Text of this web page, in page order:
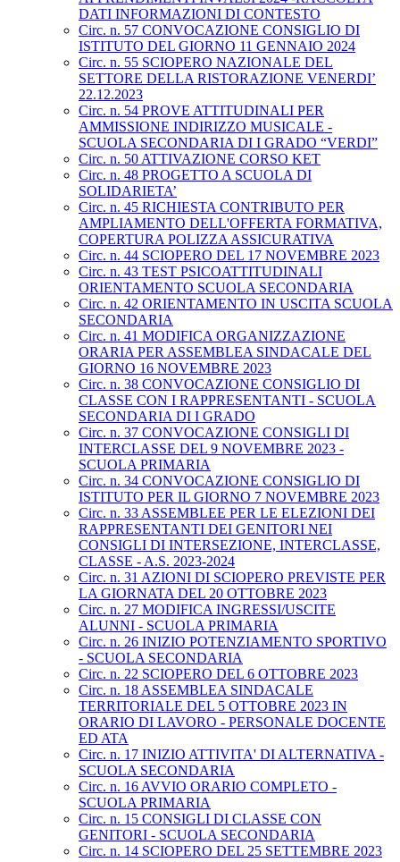
DATI INFORMAZIONI DI CONTESTO
Circ. n. 57 CONVOCAZIONE CONSIGLIO DI
ISTITUTO DEL GIORNO 11 GENNAIO 2024
Circ. n. 55 SCIOPERO NAZIONALE DEL
SETTORE DELLA RISTORAZIONE VENERDI’
22.12.2023
Circ. n. 54 PROVE ATTITUDINALI PER
AMMISSIONE INDIRIZZO MUSICALE -
SCUOLA SECONDARIA DI I GRADO “VERDI”
Circ. n. 50 ATTIVAZIONE CORSO KET
Circ. n. 48 PROGETTO A SCUOLA DI
SOLIDARIETA’
Circ. n. 45 RICHIESTA CONTRIBUTO PER
AMPLIAMENTO DELL'OFFERTA FORMATIVA,
COPERTURA POLIZZA ASSICURATIVA
Circ. n. 44 SCIOPERO DEL 17 NOVEMBRE 2023
Circ. n. 43 TEST PSICOATTITUDINALI
ORIENTAMENTO SCUOLA SECONDARIA
Circ. n. 42 ORIENTAMENTO IN USCITA SCUOLA
SECONDARIA
Circ. n. 41 MODIFICA ORGANIZZAZIONE
ORARIA PER ASSEMBLEA SINDACALE DEL
GIORNO 16 NOVEMBRE 2023
Circ. n. 38 CONVOCAZIONE CONSIGLIO DI
CLASSE CON I RAPPRESENTANTI - SCUOLA
SECONDARIA DI I GRADO
Circ. n. 37 CONVOCAZIONE CONSIGLI DI
INTERCLASSE DEL 9 NOVEMBRE 2023 -
SCUOLA PRIMARIA
Circ. n. 34 CONVOCAZIONE CONSIGLIO DI
ISTITUTO PER IL GIORNO 7 NOVEMBRE 2023
Circ. n. 33 ASSEMBLEE PER LE ELEZIONI DEI
RAPPRESENTANTI DEI GENITORI NEI
CONSIGLI DI INTERSEZIONE, INTERCLASSE,
CLASSE - A.S. 2023-2024
Circ. n. 31 AZIONI DI SCIOPERO PREVISTE PER
LA GIORNATA DEL 20 OTTOBRE 2023
Circ. n. 27 MODIFICA INGRESSI/USCITE
ALUNNI - SCUOLA PRIMARIA
Circ. n. 26 INIZIO POTENZIAMENTO SPORTIVO
- SCUOLA SECONDARIA
Circ. n. 22 SCIOPERO DEL 6 OTTOBRE 2023
Circ. n. 18 ASSEMBLEA SINDACALE
TERRITORIALE DEL 5 OTTOBRE 2023 IN
ORARIO DI LAVORO - PERSONALE DOCENTE
ED ATA
Circ. n. 17 INIZIO ATTIVITA' DI ALTERNATIVA -
SCUOLA SECONDARIA
Circ. n. 16 AVVIO ORARIO COMPLETO -
SCUOLA PRIMARIA
Circ. n. 15 CONSIGLI DI CLASSE CON
GENITORI - SCUOLA SECONDARIA
Circ. n. 14 SCIOPERO DEL 25 SETTEMBRE 2023